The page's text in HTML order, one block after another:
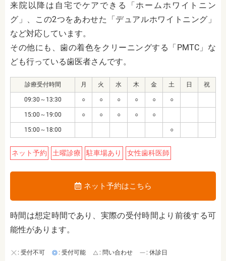
来院以降は自宅でケアできる「ホームホワイトニン
グ」、この2つをあわせた「デュアルホワイトニング」
など対応しています。
その他にも、歯の着色をクリーニングする「PMTC」な
ども行っている歯医者さんです。
診療受付時間 月 火 水 木 金 土 日 祝
09:30～13:30 ○ ○ ○ ○ ○ ○
15:00～19:00 ○ ○ ○ ○ ○
15:00～18:00 ○
ネット予約 土曜診療 駐車場あり 女性歯科医師
ネット予約はこちら
時間は想定時間であり、実際の受付時間より前後する可
能性があります。
: 受付不可 : 受付可能 : 問い合わせ : 休診日